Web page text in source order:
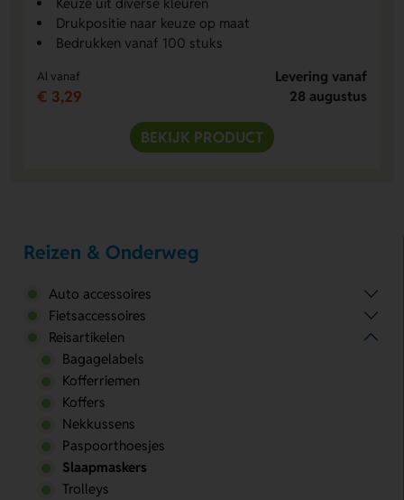
Drukpositie naar keuze op maat
Bedrukken vanaf 100 stuks
Al vanaf
€ 3,29
Levering vanaf
28 augustus
BEKIJK PRODUCT
Reizen & Onderweg
Auto accessoires
Fietsaccessoires
Reisartikelen
Bagagelabels
Kofferriemen
Koffers
Nekkussens
Paspoorthoesjes
Slaapmaskers
Trolleys